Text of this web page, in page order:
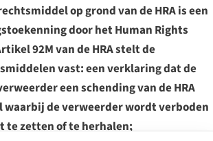
op grond van de HRA is een
door het Human Rights
92M van de HRA stelt de
vast: een verklaring dat de
een schending van de HRA
waarbij de verweerder wordt verboden
te zetten of te herhalen;